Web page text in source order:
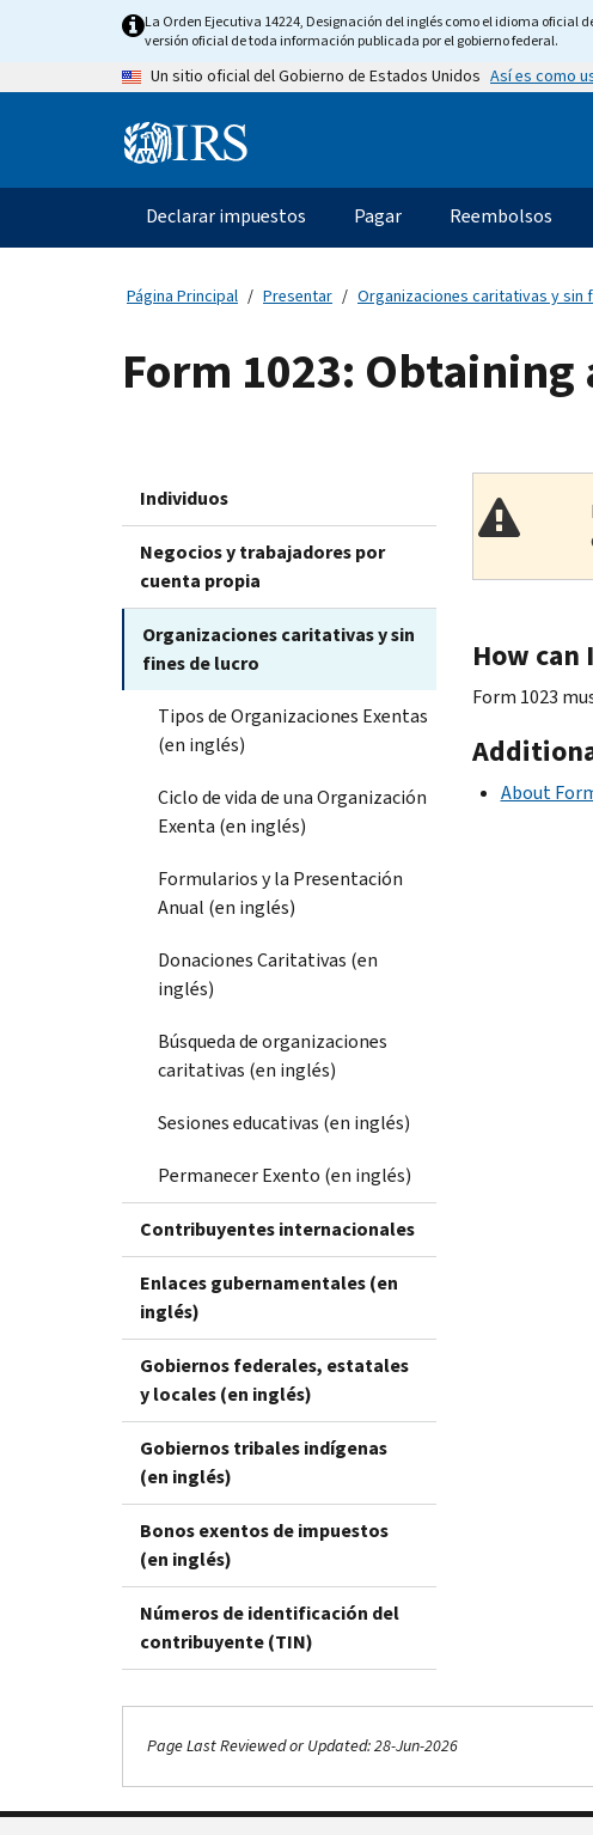
content
La Orden Ejecutiva 14224, Designación del inglés como el idioma oficial
versión oficial de toda información publicada por el gobierno federal.
Un sitio oficial del Gobierno de Estados Unidos Así es como
Information
Navegación
principal
Declarar impuestos Pagar Reembolsos
Página Principal Presentar Organizaciones caritativas y sin
Form 1023: Obtaining
Individuos
Negocios y trabajadores por
cuenta propia
Organizaciones caritativas y sin
fines de lucro
Tipos de Organizaciones Exentas
(en inglés)
Ciclo de vida de una Organización
Exenta (en inglés)
Formularios y la Presentación
Anual (en inglés)
Donaciones Caritativas (en
inglés)
Búsqueda de organizaciones
caritativas (en inglés)
Sesiones educativas (en inglés)
Permanecer Exento (en inglés)
Contribuyentes internacionales
Enlaces gubernamentales (en
inglés)
Gobiernos federales, estatales
y locales (en inglés)
Gobiernos tribales indígenas
(en inglés)
Bonos exentos de impuestos
(en inglés)
Números de identificación del
contribuyente (TIN)
How can
Form 1023
About
Page Last Reviewed or Updated: 28-Jun-2026